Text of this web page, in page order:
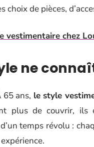
choix de pièces,
vestimentaire chez
ne
65 ans, le style
plus de couvrir, ils
temps révolu :